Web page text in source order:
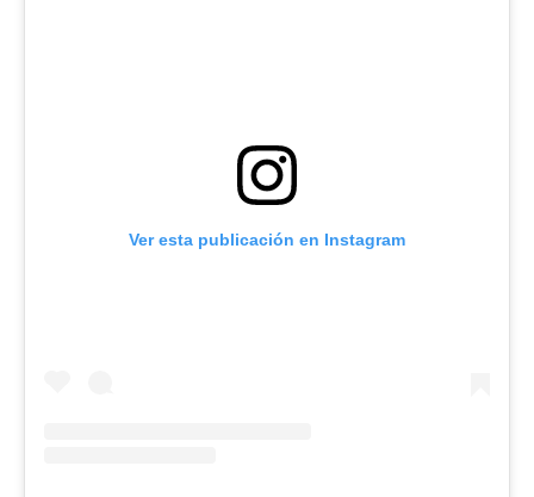
Ver esta publicación en Instagram